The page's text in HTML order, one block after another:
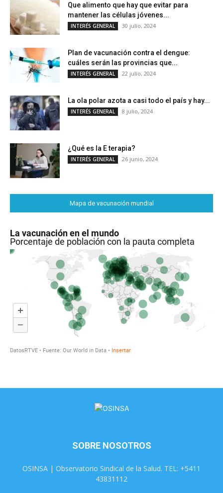
Que alimento que hay que evitar para
mantener las células jóvenes...
INTERÉS GENERAL 30 julio, 2024
Plan de vacunación contra el dengue:
cuáles serán las provincias que...
INTERÉS GENERAL 22 julio, 2024
La ola polar azota a casi todo el país y hay...
INTERÉS GENERAL 8 julio, 2024
¿Qué es la E terapia?
INTERÉS GENERAL 26 junio, 2024
Mapa de vacunación mundial
SOBRE NOSOTROS
OSINSA | Observatorio Sindical de la Salud. TEL: +5411
43831112